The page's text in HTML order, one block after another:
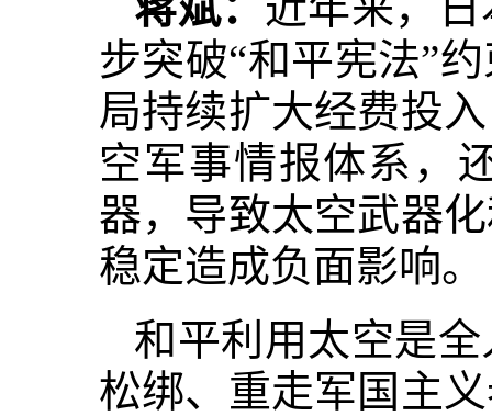
步突破“和平宪法”
局持续扩大经费投
空军事情报体系，
器，导致太空武器
稳定造成负面影响。
和平利用太空是
松绑、重走军国主